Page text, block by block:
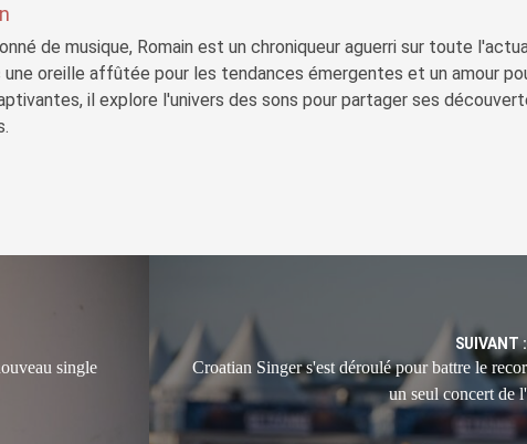
de musique, Romain est un chroniqueur aguerri sur toute
une oreille affûtée pour les tendances émergentes et un amour
il explore l'univers des sons pour partager ses
single
SUIVANT :
Croatian Singer s'est déroulé pour battre le
un seul concert de